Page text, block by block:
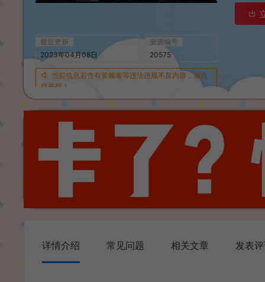
最近更新
2023年04月08日
资源编号
20575
当前信息若含有黄赌毒等违法违规不良内容，请点
此举报！
详情介绍 常见问题 相关文章 发表